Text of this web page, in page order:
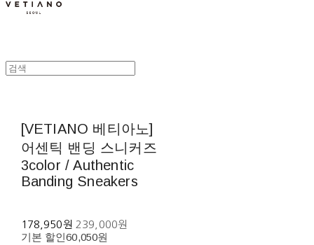
[VETIANO 베티아노]
어센틱 밴딩 스니커즈
3color / Authentic
Banding Sneakers
178,950원 239,000원
기본 할인60,050원